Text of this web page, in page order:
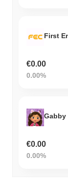
€0.00
0.00%
Gabby
€0.00
0.00%